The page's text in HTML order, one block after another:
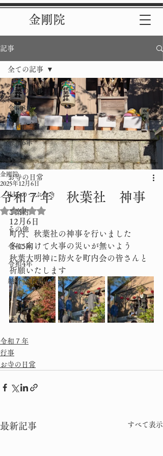
金剛院
記事
全ての記事
令和8年
令和７年
令和6年
行事
お寺の日常
ikkoのつぶやき
ご案内
その他
令和5年
令和4年
納骨堂工事
全ての記事
令和７年 秋葉社 神事
金剛院
2025年12月6日
5つ星のうちNaNと評価されています。
12月6日
町内、秋葉社の神事を行いました
冬に向けて火事の災いが無いよう
秋葉大明神に防火を町内会の皆さんと
祈願いたします
令和７年
行事
お寺の日常
最新記事 すべて表示